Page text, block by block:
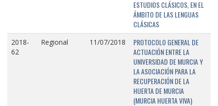
ESTUDIOS CLÁSICOS, EN EL
ÁMBITO DE LAS LENGUAS
CLÁSICAS
2018-
62
Regional 11/07/2018
PROTOCOLO GENERAL DE
ACTUACIÓN ENTRE LA
UNIVERSIDAD DE MURCIA Y
LA ASOCIACIÓN PARA LA
RECUPERACIÓN DE LA
HUERTA DE MURCIA
(MURCIA HUERTA VIVA)